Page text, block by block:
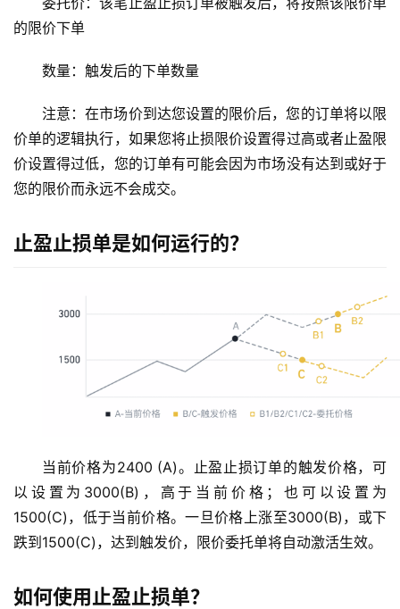
的限价下单
数量：触发后的下单数量
注意：在市场价到达您设置的限价后，您的订单将以限
价单的逻辑执行，如果您将止损限价设置得过高或者止盈限
价设置得过低，您的订单有可能会因为市场没有达到或好于
您的限价而永远不会成交。
止盈止损单是如何运行的？
当前价格为2400 (A)。止盈止损订单的触发价格，可
以设置为3000(B)，高于当前价格；也可以设置为
1500(C)，低于当前价格。一旦价格上涨至3000(B)，或下
跌到1500(C)，达到触发价，限价委托单将自动激活生效。
如何使用止盈止损单？